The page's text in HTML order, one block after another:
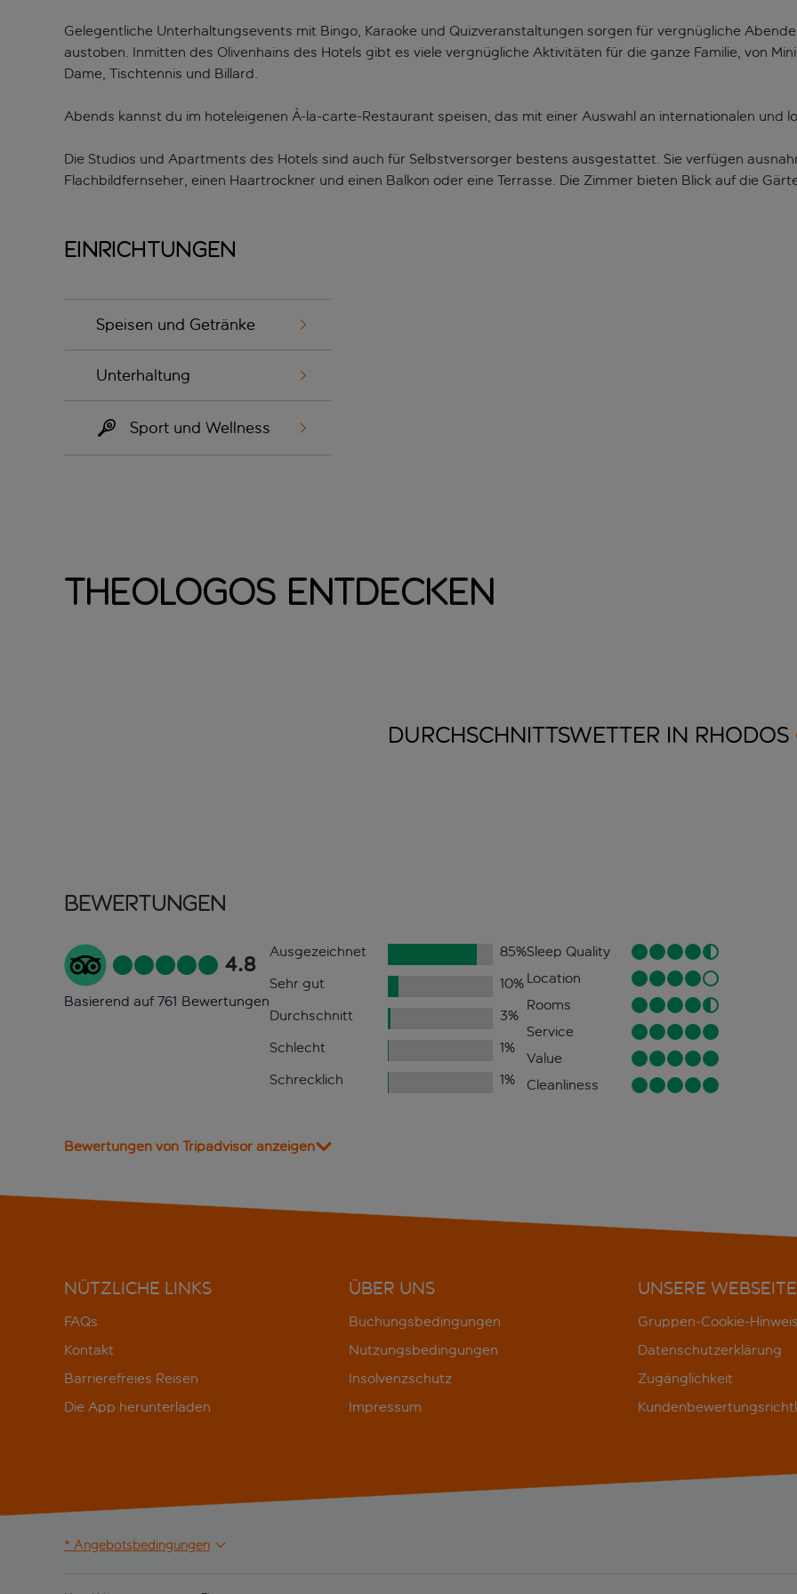
Gelegentliche Unterhaltungsevents mit Bingo, Karaoke und Quizveranstaltungen sorgen für vergnügliche
austoben. Inmitten des Olivenhains des Hotels gibt es viele vergnügliche Aktivitäten für die ganze Familie, von
Dame, Tischtennis und Billard.
Abends kannst du im hoteleigenen À-la-carte-Restaurant speisen, das mit einer Auswahl an internationalen und
Die Studios und Apartments des Hotels sind auch für Selbstversorger bestens ausgestattet. Sie verfügen
Flachbildfernseher, einen Haartrockner und einen Balkon oder eine Terrasse. Die Zimmer bieten Blick auf die
Einrichtungen
Speisen und Getränke
Unterhaltung
Sport und Wellness
Theologos entdecken
DURCHSCHNITTSWETTER IN RHODOS
Bewertungen
4.8
Basierend auf 761 Bewertungen
Ausgezeichnet 85%
Sehr gut
10%
Durchschnitt
3%
Schlecht
1%
Schrecklich
1%
Sleep Quality
Location
Rooms
Service
Value
Cleanliness
Bewertungen von Tripadvisor anzeigen
NÜTZLICHE LINKS
FAQs
Kontakt
Barrierefreies Reisen
Die App herunterladen
ÜBER UNS
Buchungsbedingungen
Nutzungsbedingungen
Insolvenzschutz
Impressum
UNSERE WEBSEITE
Gruppen-Cookie-Hinweis
Datenschutzerklärung
Zugänglichkeit
* Angebotsbedingungen